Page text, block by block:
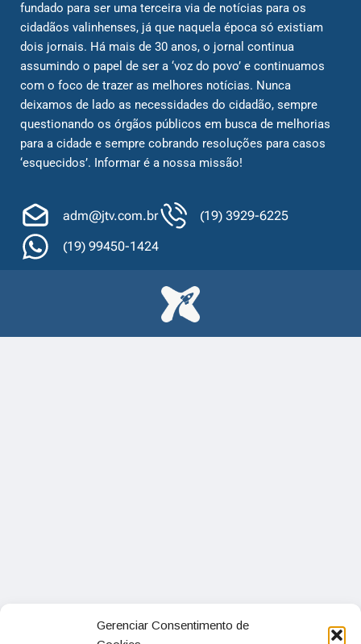
Gerenciar Consentimento de
fundado para ser uma terceira via de notícias para os
cidadãos valinhenses, já que naquela época só existiam
dois jornais. Há mais de 30 anos, o jornal continua
assumindo o papel de ser a ‘voz do povo’ e continuamos
com o foco de trazer as melhores notícias. Nunca
deixamos de lado as necessidades do cidadão, sempre
questionando os órgãos públicos em busca de melhorias
para a cidade e sempre cobrando resoluções para casos
‘esquecidos’. Informar é a nossa missão!
adm@jtv.com.br
(19) 3929-6225
(19) 99450-1424